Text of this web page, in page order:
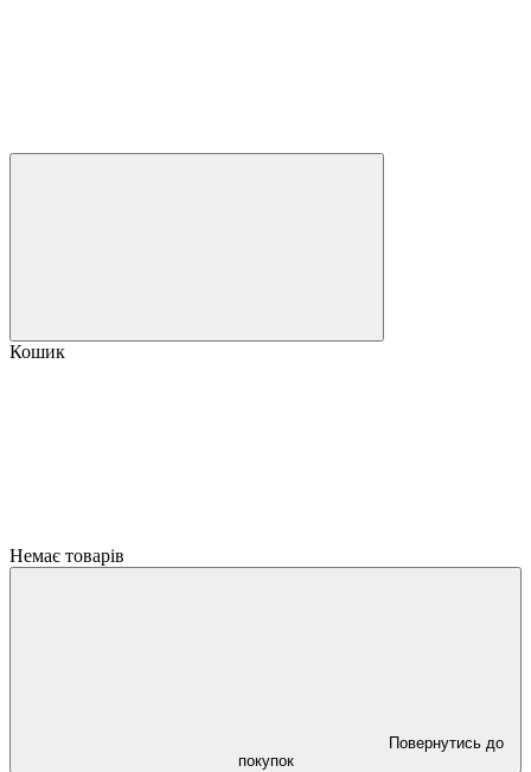
Кошик
Немає товарів
Повернутись до
покупок